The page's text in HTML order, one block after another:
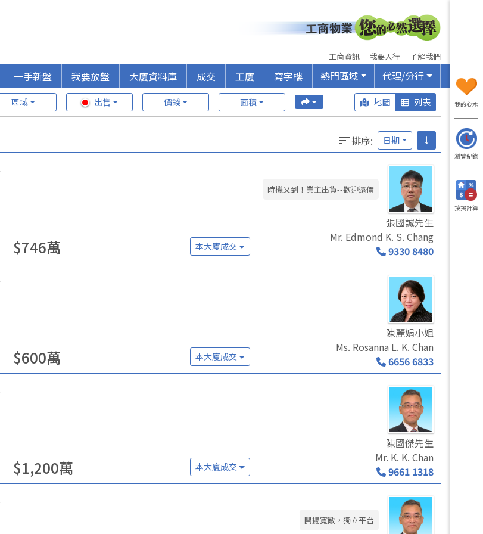
工商資訊 我要入行 了解我們
一手新盤 我要放盤 大廈資料庫 成交 工廈 寫字樓 熱門區域 代理/分行
區域 出售 價錢 面積 地圖 列表
排序: 日期 ↓
$746萬 本大廈成交
時機又到！業主出貨--歡迎還價
張國誠先生
Mr. Edmond K. S. Chang
9330 8480
$600萬 本大廈成交
陳麗娟小姐
Ms. Rosanna L. K. Chan
6656 6833
$1,200萬 本大廈成交
陳國傑先生
Mr. K. K. Chan
9661 1318
開揚寬敞，獨立平台
我的心水
瀏覽紀錄
按揭計算